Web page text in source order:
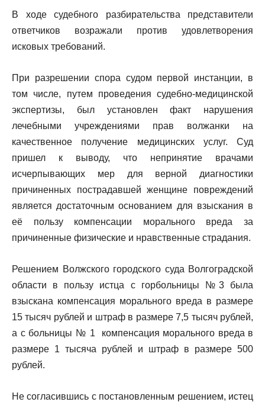
В ходе судебного разбирательства представители
ответчиков возражали против удовлетворения
исковых требований.
При разрешении спора судом первой инстанции, в
том числе, путем проведения судебно-медицинской
экспертизы, был установлен факт нарушения
лечебными учреждениями прав волжанки на
качественное получение медицинских услуг. Суд
пришел к выводу, что непринятие врачами
исчерпывающих мер для верной диагностики
причиненных пострадавшей женщине повреждений
является достаточным основанием для взыскания в
её пользу компенсации морального вреда за
причиненные физические и нравственные страдания.
Решением Волжского городского суда Волгоградской
области в пользу истца с горбольницы №3 была
взыскана компенсация морального вреда в размере
15 тысяч рублей и штраф в размере 7,5 тысяч рублей,
а с больницы № 1 компенсация морального вреда в
размере 1 тысяча рублей и штраф в размере 500
рублей.
Не согласившись с постановленным решением, истец